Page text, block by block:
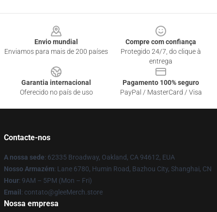
Envio mundial
Enviamos para mais de 200 países
Compre com confiança
Protegido 24/7, do clique à
entrega
Garantia internacional
Oferecido no país de uso
Pagamento 100% seguro
PayPal / MasterCard / Visa
Contacte-nos
A nossa sede: 62335 Broadway, Oakland, CA 94612, EUA
Nosso Armazém: Lane 6780, Humin Road, Bazhou City, Shanghai, CN
Hour: 9AM – 5PM (Mon – Fri)
Email : contato@gleeMerch.store
Nossa empresa